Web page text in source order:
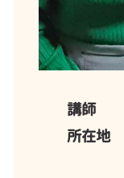
講師
所在地